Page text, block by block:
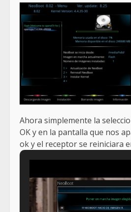
Ahora simplemente la
OK y en la pantalla que nos
ok y el receptor se reiniciara